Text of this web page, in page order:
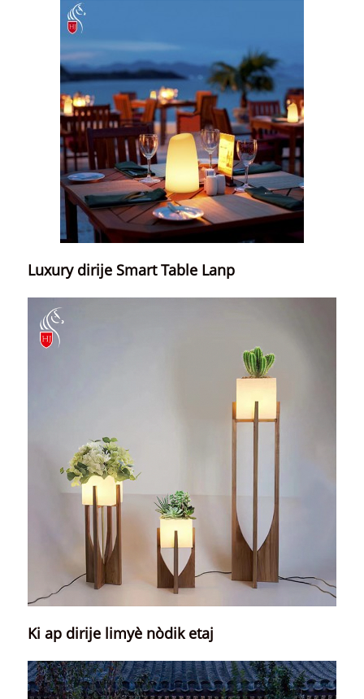
Luxury dirije Smart Table Lanp
Ki ap dirije limyè nòdik etaj